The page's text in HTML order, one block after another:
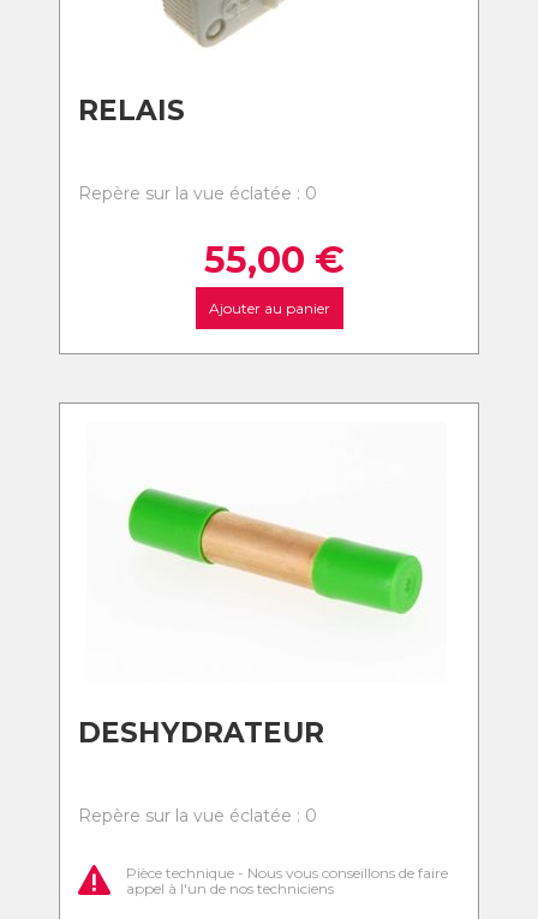
RELAIS
Repère sur la vue éclatée : 0
55,00 €
Ajouter au panier
DESHYDRATEUR
Repère sur la vue éclatée : 0
Pièce technique - Nous vous conseillons de faire
appel à l'un de nos techniciens